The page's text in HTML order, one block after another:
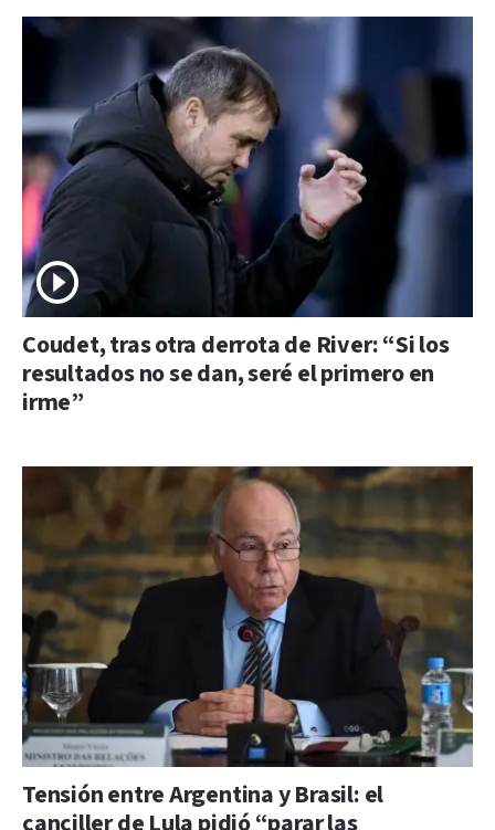
Coudet, tras otra derrota de River: “Si los
resultados no se dan, seré el primero en
irme”
Tensión entre Argentina y Brasil: el
canciller de Lula pidió “parar las